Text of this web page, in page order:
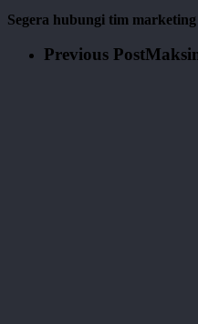
Segera hubungi tim
Previous Post